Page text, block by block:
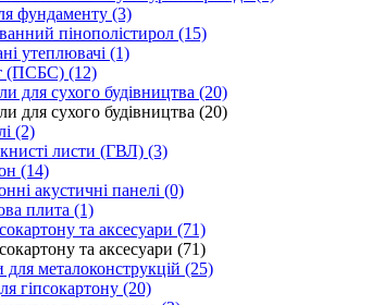
фундаменту (3)
пінополістирол (15)
утеплювачі (1)
(ПСБС) (12)
для сухого будівництва (20)
для сухого будівництва (20)
(2)
листи (ГВЛ) (3)
(14)
акустичні панелі (0)
плита (1)
та аксесуари (71)
та аксесуари (71)
для металоконструкцій (25)
гіпсокартону (20)